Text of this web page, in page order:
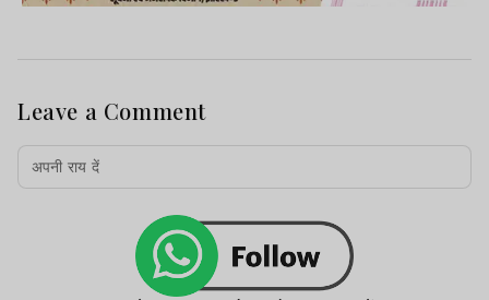
Leave a Comment